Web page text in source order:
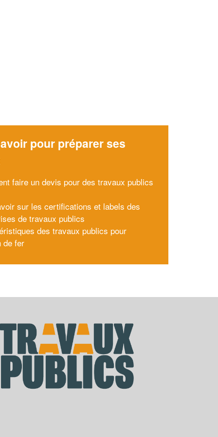
pour préparer ses
faire un devis pour des travaux publics
sur les certifications et labels des
de travaux publics
des travaux publics pour
de fer